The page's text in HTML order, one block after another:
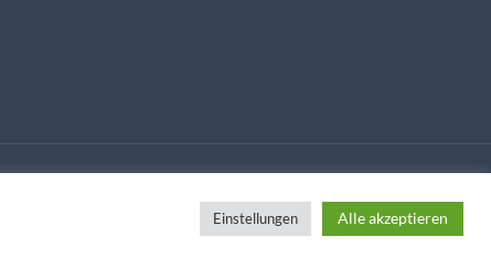
Einstellungen Alle akzeptieren